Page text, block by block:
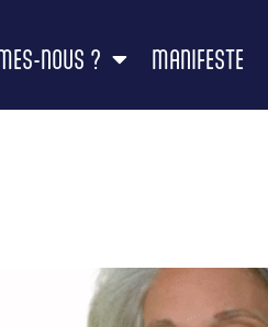
NOUS ? MANIFESTE